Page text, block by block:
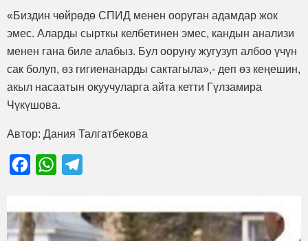
«Биздин чөйрөдө СПИД менен ооруган адамдар жок
эмес. Аларды сырткы келбетинен эмес, кандын анализи
менен гана биле алабыз. Бул ооруну жугузуп албоо үчүн
сак болуп, өз гигиенанарды сактагыла»,- деп өз кеңешин,
акыл насаатын окуучуларга айта кетти Гүлзамира
Чүкүшова.
Автор: Дания Талгатбекова
FacebookWhatsApp